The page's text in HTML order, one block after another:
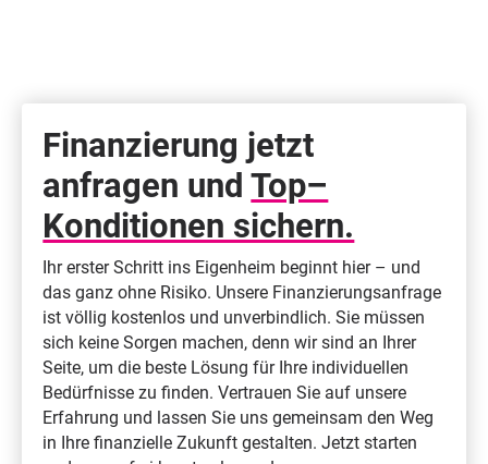
Finanzierung jetzt
anfragen undTop–
Konditionen sichern.
Ihr erster Schritt ins Eigenheim beginnt hier – und
das ganz ohne Risiko. Unsere Finanzierungsanfrage
ist völlig kostenlos und unverbindlich. Sie müssen
sich keine Sorgen machen, denn wir sind an Ihrer
Seite, um die beste Lösung für Ihre individuellen
Bedürfnisse zu finden. Vertrauen Sie auf unsere
Erfahrung und lassen Sie uns gemeinsam den Weg
in Ihre finanzielle Zukunft gestalten. Jetzt starten